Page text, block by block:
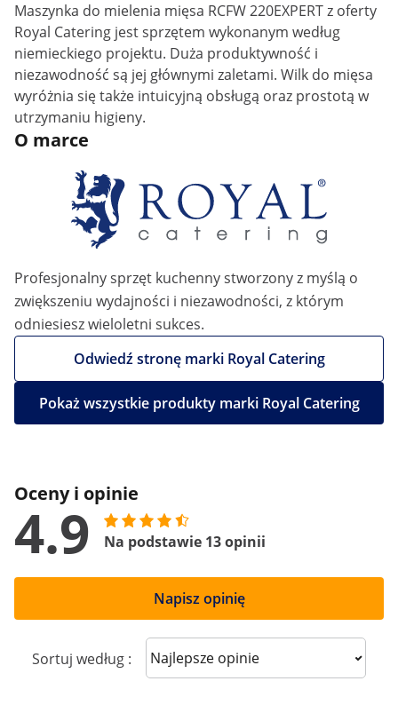
Maszynka do mielenia mięsa RCFW 220EXPERT z oferty
Royal Catering jest sprzętem wykonanym według
niemieckiego projektu. Duża produktywność i
niezawodność są jej głównymi zaletami. Wilk do mięsa
wyróżnia się także intuicyjną obsługą oraz prostotą w
utrzymaniu higieny.
O marce
Profesjonalny sprzęt kuchenny stworzony z myślą o
zwiększeniu wydajności i niezawodności, z którym
odniesiesz wieloletni sukces.
Odwiedź stronę marki Royal Catering
Pokaż wszystkie produkty marki Royal Catering
Oceny i opinie
4.9 Na podstawie 13 opinii
Napisz opinię
Sortuj według : Sort reviews